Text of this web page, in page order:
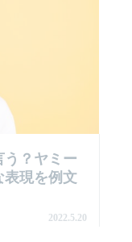
う？ヤミー
表現を例文
2022.5.20